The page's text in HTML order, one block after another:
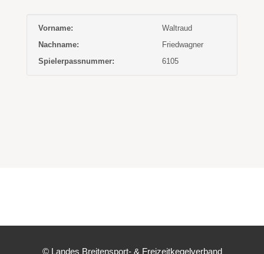
Vorname:
Waltraud
Nachname:
Friedwagner
Spielerpassnummer:
6105
© Landes Breitensport- & Freizeitkegelverband